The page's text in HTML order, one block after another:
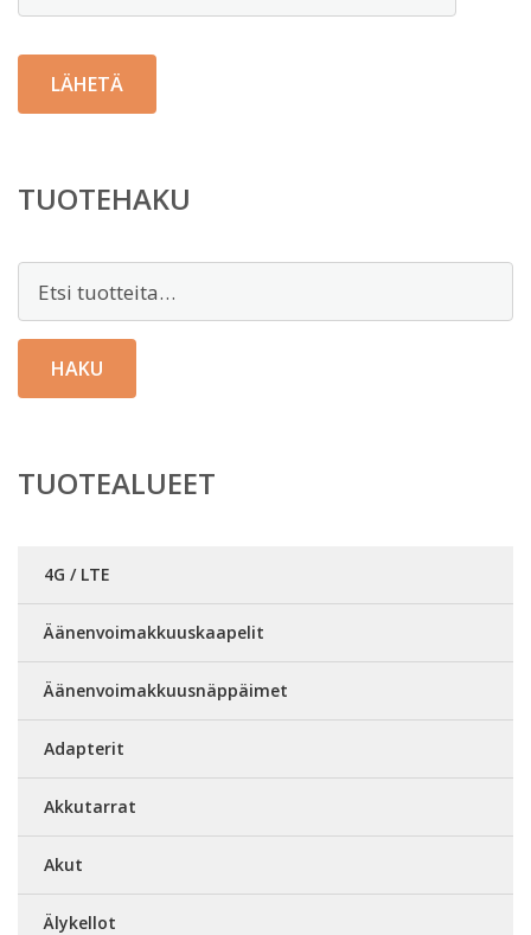
TUOTEHAKU
HAKU
TUOTEALUEET
4G / LTE
Äänenvoimakkuuskaapelit
Äänenvoimakkuusnäppäimet
Adapterit
Akkutarrat
Akut
Älykellot